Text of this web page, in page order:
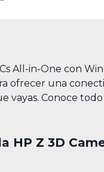
All-in-One con
ofrecer una
vayas. Conoce
HP Z 3D